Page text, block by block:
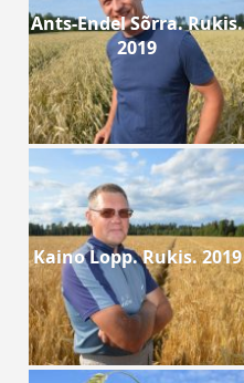
Ants-Endel Sõrra. Rukis.
2019
Kaino Lopp. Rukis. 2019